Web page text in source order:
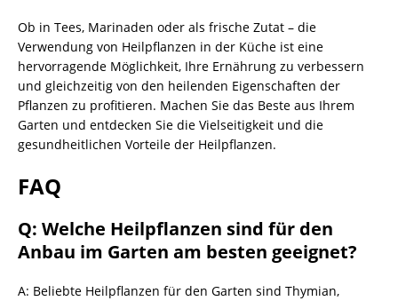
Ob in Tees, Marinaden oder als frische Zutat – die
Verwendung von Heilpflanzen in der Küche ist eine
hervorragende Möglichkeit, Ihre Ernährung zu verbessern
und gleichzeitig von den heilenden Eigenschaften der
Pflanzen zu profitieren. Machen Sie das Beste aus Ihrem
Garten und entdecken Sie die Vielseitigkeit und die
gesundheitlichen Vorteile der Heilpflanzen.
FAQ
Q: Welche Heilpflanzen sind für den
Anbau im Garten am besten geeignet?
A: Beliebte Heilpflanzen für den Garten sind Thymian,